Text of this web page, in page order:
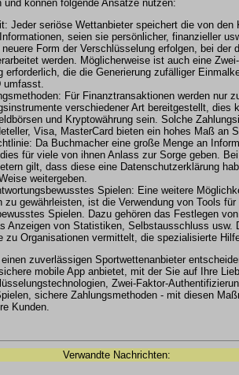
können folgende Ansätze nutzen:
Jeder seriöse Wettanbieter speichert die von den
seien sie persönlicher, finanzieller
Form der Verschlüsselung erfolgen, bei der
werden. Möglicherweise ist auch eine
erforderlich, die die Generierung zufälliger
umfasst.
Für Finanztransaktionen werden nur
verschiedener Art bereitgestellt, dies
und Kryptowährung sein. Solche
Visa, MasterCard bieten ein hohes Maß an
Da Buchmacher eine große Menge an
für viele von ihnen Anlass zur Sorge geben.
gilt, dass diese eine Datenschutzerklärung
weitergeben.
Spielen: Eine weitere
zu gewährleisten, ist die Verwendung von Tools für
Spielen. Dazu gehören das Festlegen
Anzeigen von Statistiken, Selbstausschluss usw.
zu Organisationen vermittelt, die spezialisierte
zuverlässigen Sportwettenanbieter
mobile App anbietet, mit der Sie auf Ihre
Zwei-Faktor-
sichere Zahlungsmethoden - mit diesen
Kunden.
Verwandte Nachrichten: